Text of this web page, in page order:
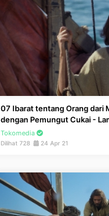
07 Ibarat tentang Orang dari
dengan Pemungut Cukai -
Tokomedia
Dilihat 728 24 Apr 21